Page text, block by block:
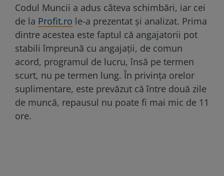
Codul Muncii a adus câteva schimbări, iar cei
de la Profit.ro le-a prezentat și analizat. Prima
dintre acestea este faptul că angajatorii pot
stabili împreună cu angajații, de comun
acord, programul de lucru, însă pe termen
scurt, nu pe termen lung. În privința orelor
suplimentare, este prevăzut că între două zile
de muncă, repausul nu poate fi mai mic de 11
ore.